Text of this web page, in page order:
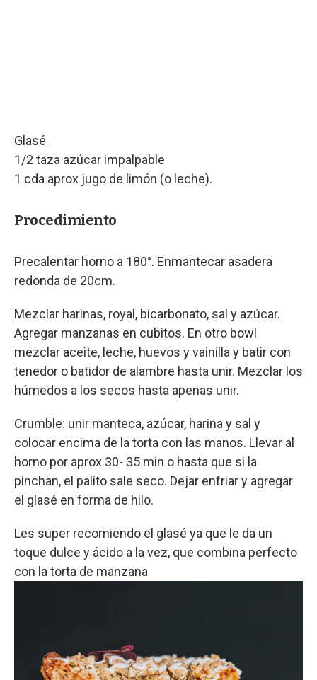
Glasé
1/2 taza azúcar impalpable
1 cda aprox jugo de limón (o leche).
Procedimiento
Precalentar horno a 180°. Enmantecar asadera
redonda de 20cm.
Mezclar harinas, royal, bicarbonato, sal y azúcar.
Agregar manzanas en cubitos. En otro bowl
mezclar aceite, leche, huevos y vainilla y batir con
tenedor o batidor de alambre hasta unir. Mezclar los
húmedos a los secos hasta apenas unir.
Crumble: unir manteca, azúcar, harina y sal y
colocar encima de la torta con las manos. Llevar al
horno por aprox 30- 35 min o hasta que si la
pinchan, el palito sale seco. Dejar enfriar y agregar
el glasé en forma de hilo.
Les super recomiendo el glasé ya que le da un
toque dulce y ácido a la vez, que combina perfecto
con la torta de manzana